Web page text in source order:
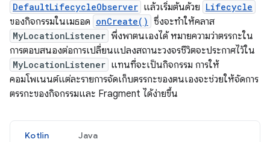
DefaultLifecycleObserver แล้วเริ่มต้นด้วย Lifecycle
ของกิจกรรมในเมธอด onCreate() ซึ่งจะทำให้คลาส
MyLocationListener พึ่งพาตนเองได้ หมายความว่าตรรกะใน
การตอบสนองต่อการเปลี่ยนแปลงสถานะวงจรชีวิตจะประกาศไว้ใน
MyLocationListener แทนที่จะเป็นกิจกรรม การให้
คอมโพเนนต์แต่ละรายการจัดเก็บตรรกะของตนเองจะช่วยให้จัดการ
ตรรกะของกิจกรรมและ Fragment ได้ง่ายขึ้น
Kotlin Java